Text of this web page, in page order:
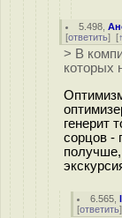
5.498 ,
[ответить] [↑
> В
которых
генерит
сорцов -
получше,
6.565 ,
[ответить]